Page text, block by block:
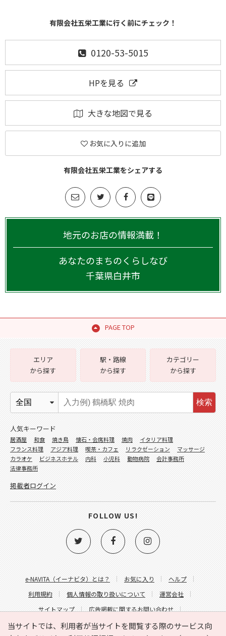
有限会社五栄工業に行く前にチェック！
0120-53-5015
HPを見る
大きな地図で見る
お気に入りに追加
有限会社五栄工業をシェアする
地元のお店の情報満載！
あなたのまちのくらしなび
千葉県白井市
PAGE TOP
当サイトでは、利用者が当サイトを閲覧する際のサービス向
e-NAVITA（イーナビタ）とは？ お気に入り
ヘルプ
利用規約
個人情報の取り扱いについて
運営会社
サイトマップ
広告掲載に関するお問い合わせ
サイトの内容に関するお問い合わせ
エリア
から探す
駅・路線
から探す
カテゴリー
から探す
検索
人気キーワード
居酒屋 和食 焼き鳥 懐石・会席料理 焼肉
イタリア料理
フランス料理
アジア料理 喫茶・カフェ リラクゼーション
マッサージ
カラオケ
ビジネスホテル 内科 小児科 動物病院
会計事務所
法律事務所
掲載者ログイン
FOLLOW US!